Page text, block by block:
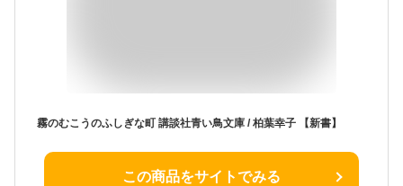
霧のむこうのふしぎな町 講談社青い鳥文庫 / 柏葉幸子 【新書】
この商品をサイトでみる